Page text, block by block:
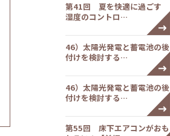
第41回 夏を快適に過ごす
湿度のコントロ…
46）太陽光発電と蓄電池の後
付けを検討する…
46）太陽光発電と蓄電池の後
付けを検討する…
第55回 床下エアコンがおも